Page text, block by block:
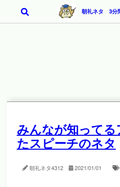
朝礼ネタ 3分
みんなが知って
たスピーチのネタ
朝礼ネタ4312 2021/01/01